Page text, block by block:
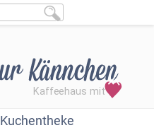
Kuchentheke